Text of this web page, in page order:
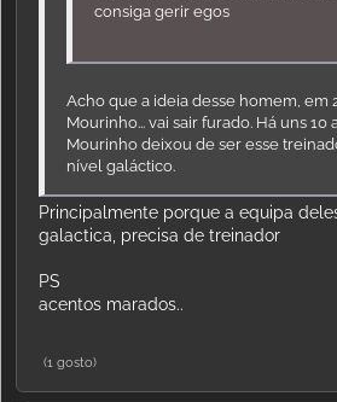
consiga gerir egos
Acho que a ideia desse homem, em
Mourinho... vai sair furado. Há uns 10
Mourinho deixou de ser esse
nível galáctico.
Principalmente porque a equipa
galactica, precisa de treinador
PS
acentos marados..
(1 gosto)